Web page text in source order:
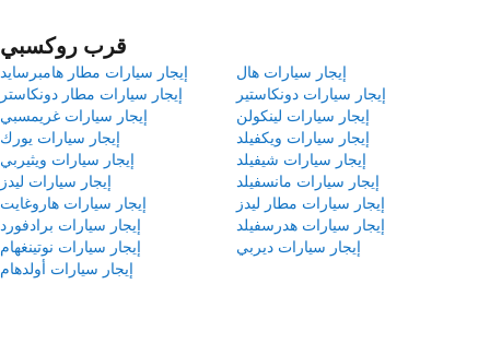
قرب روكسبي
إيجار سيارات مطار هامبرسايد
إيجار سيارات هال
إيجار سيارات مطار دونكاستر
إيجار سيارات دونكاستير
إيجار سيارات غريمسبي
إيجار سيارات لينكولن
إيجار سيارات يورك
إيجار سيارات ويكفيلد
إيجار سيارات ويثيربي
إيجار سيارات شيفيلد
إيجار سيارات ليدز
إيجار سيارات مانسفيلد
إيجار سيارات هاروغايت
إيجار سيارات مطار ليدز
إيجار سيارات برادفورد
إيجار سيارات هدرسفيلد
إيجار سيارات نوتينغهام
إيجار سيارات ديربي
إيجار سيارات أولدهام